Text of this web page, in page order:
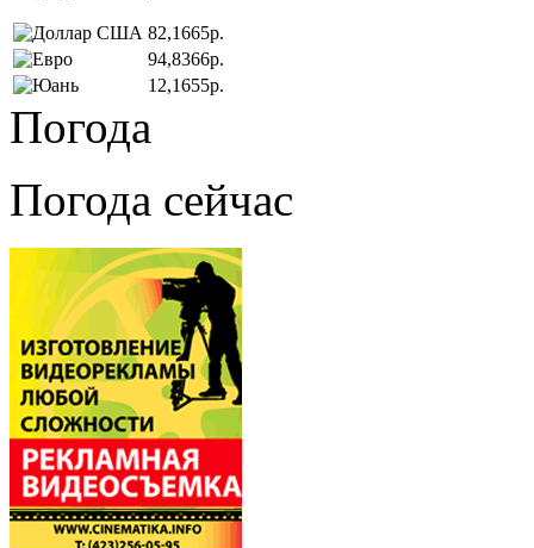
82,1665р.
94,8366р.
12,1655р.
Погода
Погода сейчас